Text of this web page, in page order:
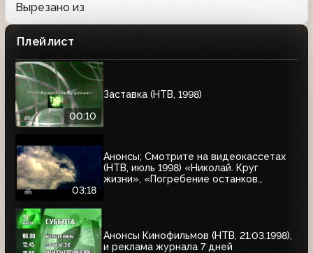
Вырезано из
Плейлист
00:10
Заставка (НТВ, 1998)
03:18
Анонсы; Смотрите на видеокассетах
(НТВ, июль 1998) «Николай. Круг
жизни», «Погребение останков
Анонсы Кинофильмов (НТВ, 21.03.1998),
и реклама журнала 7 дней